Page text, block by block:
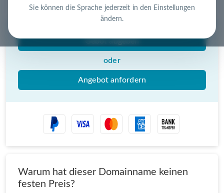
Sie können die Sprache jederzeit in den Einstellungen
ändern.
Gebot abgeben
oder
Angebot anfordern
Warum hat dieser Domainname keinen
festen Preis?